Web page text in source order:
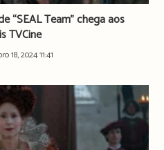
“SEAL Team” chega aos
TVCine
18, 2024 11:41